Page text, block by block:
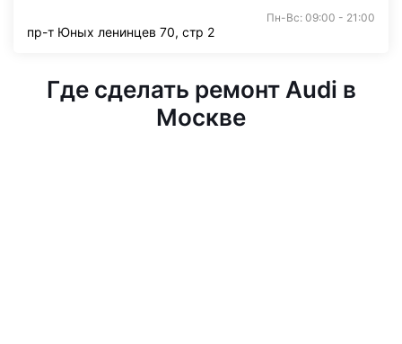
Пн-Вс: 09:00 - 21:00
пр-т Юных ленинцев 70, стр 2
Где сделать ремонт Audi в
Москве